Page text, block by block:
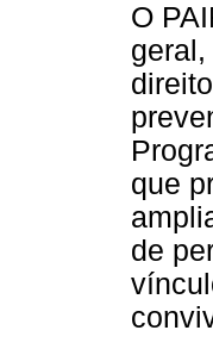
O
que
de